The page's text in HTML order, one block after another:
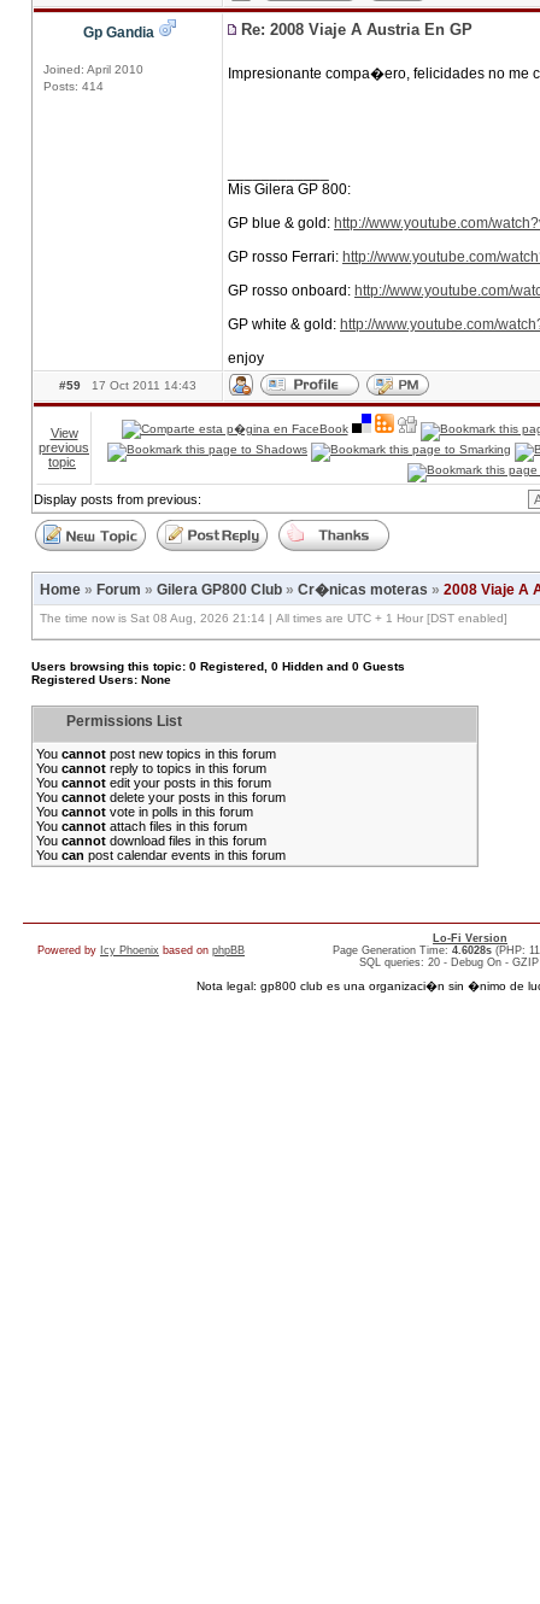
Gp Gandia
Joined: April 2010
Posts: 414
Re: 2008 Viaje A Austria En GP
Impresionante compa�ero, felicidades no me
Mis Gilera GP 800:
GP blue & gold: http://www.youtube.com/
GP rosso Ferrari: http://www.youtube.com/
GP rosso onboard: http://www.youtube.com/
GP white & gold: http://www.youtube.com/
enjoy
#59 17 Oct 2011 14:43
View
previous
topic
Display posts from previous:
Home » Forum » Gilera GP800 Club » Cr�nicas moteras » 2008 Viaje A
The time now is Sat 08 Aug, 2026 21:14 | All times are UTC + 1 Hour [DST enabled]
Users browsing this topic: 0 Registered, 0 Hidden and 0 Guests
Registered Users: None
Permissions List
You cannot post new topics in this forum
You cannot reply to topics in this forum
You cannot edit your posts in this forum
You cannot delete your posts in this forum
You cannot vote in polls in this forum
You cannot attach files in this forum
You cannot download files in this forum
You can post calendar events in this forum
Powered by Icy Phoenix based on phpBB
Lo-Fi Version
Page Generation Time: 4.6028s (PHP:
SQL queries: 20 - Debug On - GZIP
Nota legal: gp800 club es una organizaci�n sin �nimo de